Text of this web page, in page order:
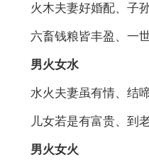
火木夫妻好婚配、子
六畜钱粮皆丰盈、一
男火女水
水火夫妻虽有情、结
儿女若是有富贵、到
男火女火